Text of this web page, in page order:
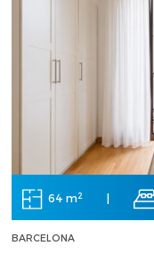
64 m2
BARCELONA